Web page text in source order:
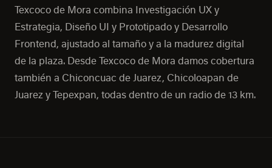
Texcoco de Mora combina Investigación UX y
Estrategia, Diseño UI y Prototipado y Desarrollo
Frontend, ajustado al tamaño y a la madurez digital
de la plaza. Desde Texcoco de Mora damos cobertura
también a Chiconcuac de Juarez, Chicoloapan de
Juarez y Tepexpan, todas dentro de un radio de 13 km.